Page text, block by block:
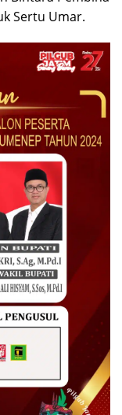
Sertu Umar.